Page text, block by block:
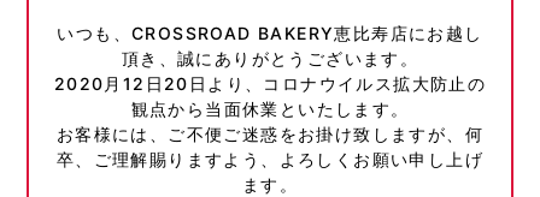
いつも、CROSSROAD BAKERY恵比寿店にお越し
頂き、誠にありがとうございます。
2020月12日20日より、コロナウイルス拡大防止の
観点から当面休業といたします。
お客様には、ご不便ご迷惑をお掛け致しますが、何
卒、ご理解賜りますよう、よろしくお願い申し上げ
ます。